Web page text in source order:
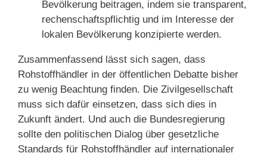
Bevölkerung beitragen, indem sie transparent,
rechenschaftspflichtig und im Interesse der
lokalen Bevölkerung konzipierte werden.
Zusammenfassend lässt sich sagen, dass
Rohstoffhändler in der öffentlichen Debatte bisher
zu wenig Beachtung finden. Die Zivilgesellschaft
muss sich dafür einsetzen, dass sich dies in
Zukunft ändert. Und auch die Bundesregierung
sollte den politischen Dialog über gesetzliche
Standards für Rohstoffhändler auf internationaler